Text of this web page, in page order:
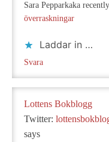
Sara Pepparkaka
överraskningar
Laddar in …
Svara
Lottens Bokblogg
Twitter:
says